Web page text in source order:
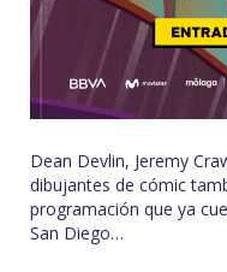
Dean Devlin, Jeremy
dibujantes de cómic
programación que ya
San Diego…